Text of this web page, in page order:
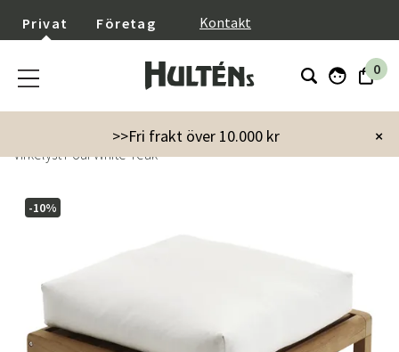
Privat Företag Kontakt
0
×
>>Fri frakt över 10.000 kr
Utemöbler Utestolar
Pallar
Virkelyst Pouf White Teak
-10%